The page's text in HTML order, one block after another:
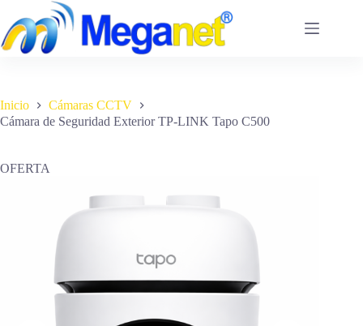
contenido
Inicio
Cámaras CCTV
Cámara de Seguridad Exterior TP-LINK Tapo C500
OFERTA